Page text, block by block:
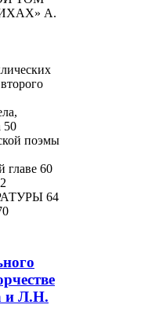
А.
50
поэмы
главе 60
64
и Л.Н.